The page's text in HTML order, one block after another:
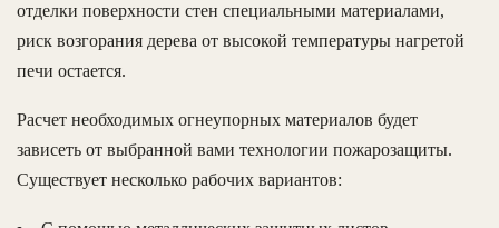
отделки поверхности стен специальными материалами,
риск возгорания дерева от высокой температуры нагретой
печи остается.
Расчет необходимых огнеупорных материалов будет
зависеть от выбранной вами технологии пожарозащиты.
Существует несколько рабочих вариантов: